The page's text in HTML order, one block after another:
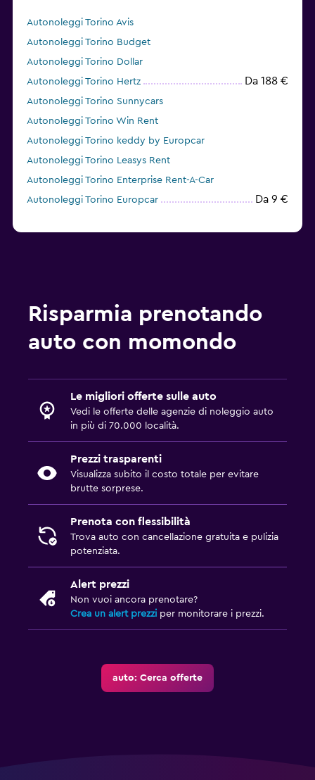
Autonoleggi Torino Avis
Autonoleggi Torino Budget
Autonoleggi Torino Dollar
Autonoleggi Torino Hertz
Da 188 €
Autonoleggi Torino Sunnycars
Autonoleggi Torino Win Rent
Autonoleggi Torino keddy by Europcar
Autonoleggi Torino Leasys Rent
Autonoleggi Torino Enterprise Rent-A-Car
Autonoleggi Torino Europcar
Da 9 €
Risparmia prenotando
auto con momondo
Le migliori offerte sulle auto
Vedi le offerte delle agenzie di noleggio auto
in più di 70.000 località.
Prezzi trasparenti
Visualizza subito il costo totale per evitare
brutte sorprese.
Prenota con flessibilità
Trova auto con cancellazione gratuita e pulizia
potenziata.
Alert prezzi
Non vuoi ancora prenotare?
Crea un alert prezzi per monitorare i prezzi.
auto: Cerca offerte